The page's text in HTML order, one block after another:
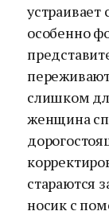
устраивает
особенно
слишком
женщина
стараются
носик с